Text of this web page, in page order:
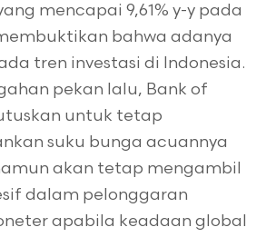
mencapai 9,61% y-y pada
bahwa adanya
tren investasi di Indonesia.
pekan lalu, Bank of
untuk tetap
suku bunga acuannya
akan tetap mengambil
dalam pelonggaran
apabila keadaan global